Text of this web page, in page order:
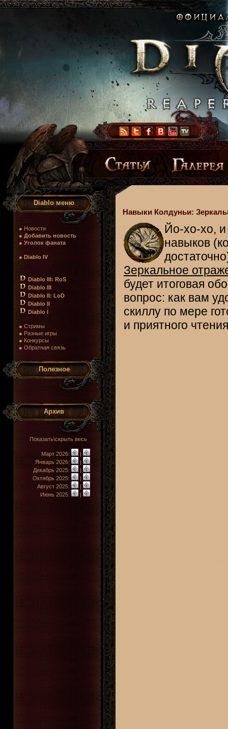
Diablo меню
● Новости
● Добавить новость
● Уголок фаната
● Diablo IV
Diablo III: RoS
Diablo III
Diablo II: LoD
Diablo II
Diablo I
● Стримы
● Разные игры
● Конкурсы
● Обратная связь
Полезное
Архив
Показать\скрыть весь
Март 2026:
|
Январь 2026:
|
Декабрь 2025:
|
Октябрь 2025:
|
Август 2025:
|
Июнь 2025:
|
Навыки Колдуньи:
Йо-хо-хо, и
навыков
Зеркальное
будет итоговая
вопрос: как вам
скиллу по мере
и приятного